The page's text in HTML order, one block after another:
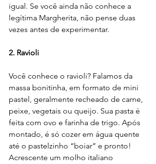
igual. Se você ainda não conhece a
legítima Margherita, não pense duas
vezes antes de experimentar.
2. Ravioli
Você conhece o ravioli? Falamos da
massa bonitinha, em formato de mini
pastel, geralmente recheado de carne,
peixe, vegetais ou queijo. Sua pasta é
feita com ovo e farinha de trigo. Após
montado, é só cozer em água quente
até o pastelzinho “boiar” e pronto!
Acrescente um molho italiano